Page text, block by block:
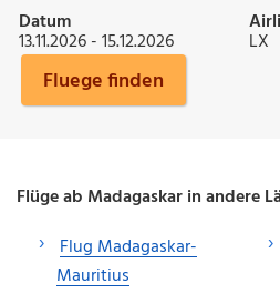
Datum
13.11.2026 - 15.12.2026 LX
Fluege finden
Flüge ab Madagaskar in andere
Flug Madagaskar-
Mauritius